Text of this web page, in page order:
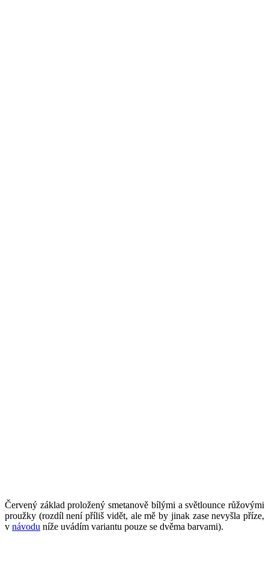
Červený základ proložený smetanově bílými a světlounce růžovými
proužky (rozdíl není příliš vidět, ale mě by jinak zase nevyšla příze,
v návodu níže uvádím variantu pouze se dvěma barvami).